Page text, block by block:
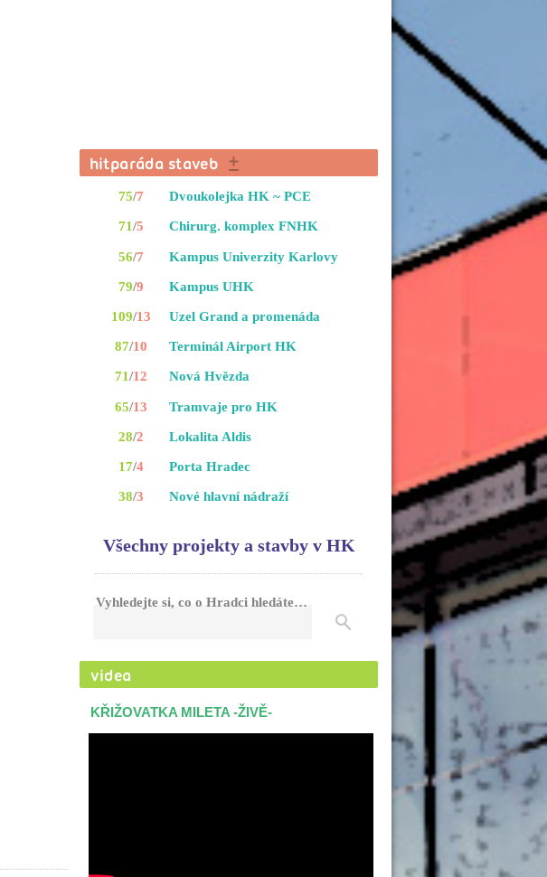
75/7
71/5
56/7
79/9
109/13
87/10
71/12
65/13
28/2
17/4
38/3
Dvoukolejka HK ~ PCE
Chirurg. komplex FNHK
Kampus Univerzity Karlovy
Kampus UHK
Uzel Grand a promenáda
Terminál Airport HK
Nová Hvězda
Tramvaje pro HK
Lokalita Aldis
Porta Hradec
Nové hlavní nádraží
Všechny projekty a stavby v HK
Vyhledejte si, co o Hradci hledáte…
KŘIŽOVATKA MILETA -ŽIVĚ-